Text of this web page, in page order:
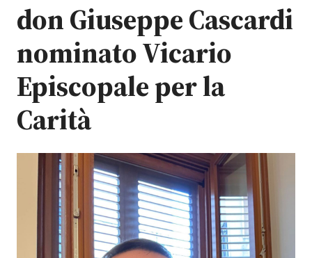
don Giuseppe Cascardi
nominato Vicario
Episcopale per la
Carità